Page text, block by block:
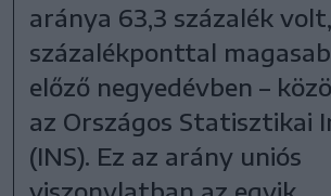
aránya 63,3 százalék
százalékponttal
előző negyedévben –
az Országos Statisztikai
(INS). Ez az arány uniós